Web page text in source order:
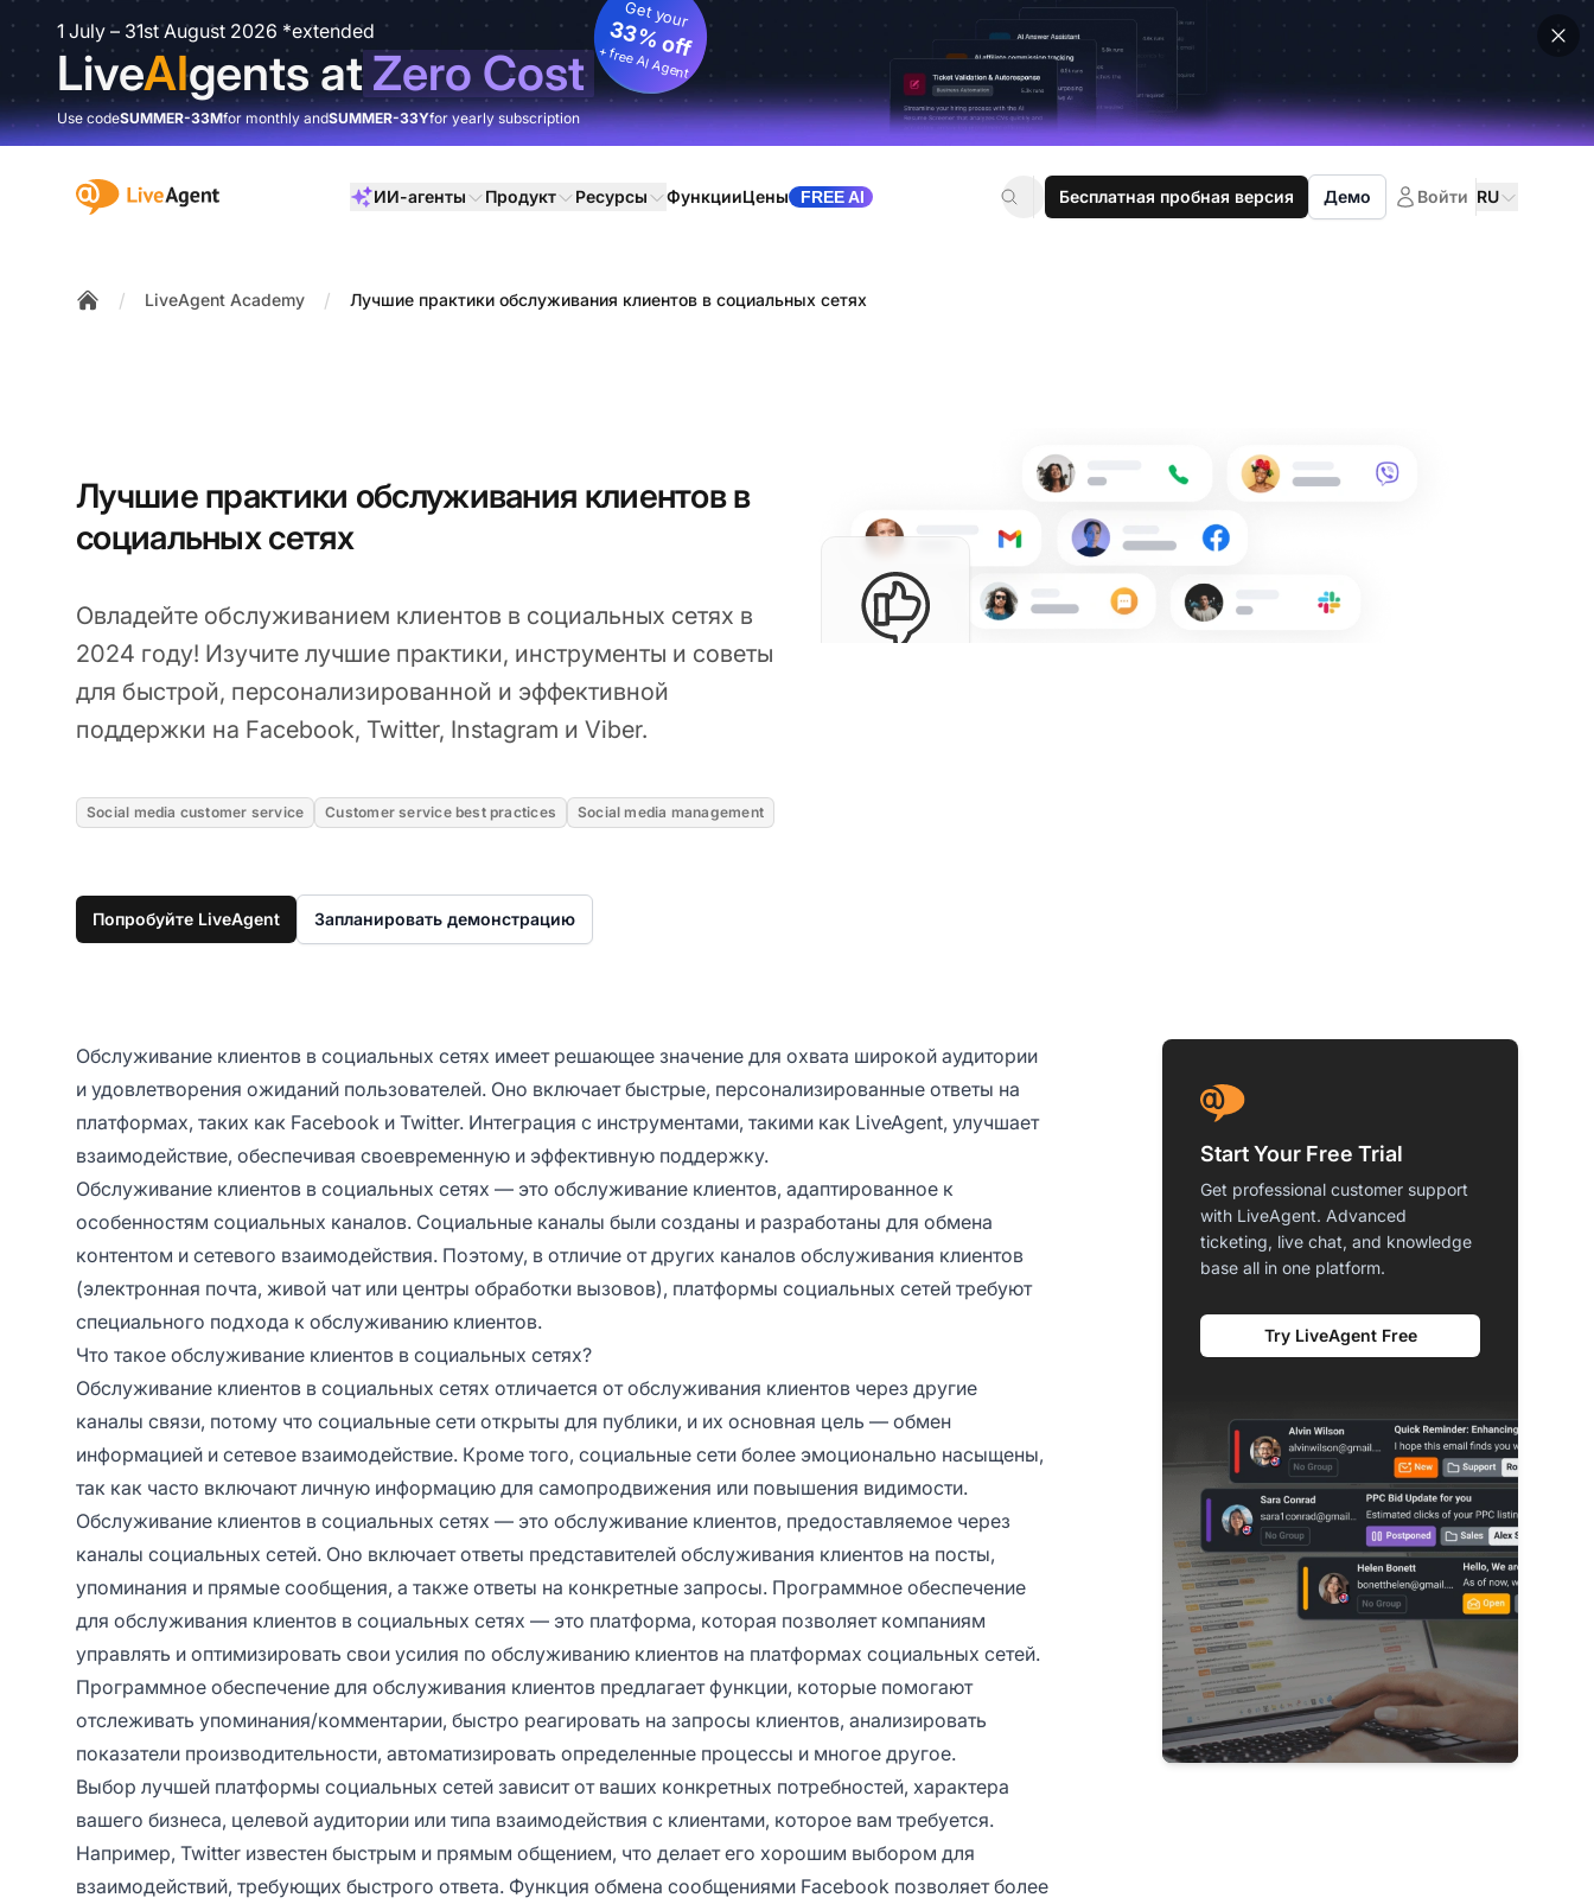
1 July – 31st August 2026 *extended
LiveAIgents atZero Cost
Get your
33% off
+ free AI Agent
Use codeSUMMER-33Mfor monthly andSUMMER-33Yfor yearly subscription
:site.title ИИ-агенты Продукт Ресурсы ФункцииЦены FREE AI Бесплатная пробная версия Демо Войти RU
/ LiveAgent Academy / Лучшие практики обслуживания клиентов в социальных сетях
Лучшие практики обслуживания клиентов в
социальных сетях
Овладейте обслуживанием клиентов в социальных сетях в
2024 году! Изучите лучшие практики, инструменты и советы
для быстрой, персонализированной и эффективной
поддержки на Facebook, Twitter, Instagram и Viber.
Social media customer service Customer service best practices Social media management
Попробуйте LiveAgent Запланировать демонстрацию
Обслуживание клиентов в социальных сетях имеет решающее значение для охвата широкой аудитории
и удовлетворения ожиданий пользователей. Оно включает быстрые, персонализированные ответы на
платформах, таких как Facebook и Twitter. Интеграция с инструментами, такими как LiveAgent, улучшает
взаимодействие, обеспечивая своевременную и эффективную поддержку.
Обслуживание клиентов в социальных сетях — это обслуживание клиентов, адаптированное к
особенностям социальных каналов. Социальные каналы были созданы и разработаны для обмена
контентом и сетевого взаимодействия. Поэтому, в отличие от других каналов обслуживания клиентов
(электронная почта, живой чат или центры обработки вызовов), платформы социальных сетей требуют
специального подхода к обслуживанию клиентов.
Что такое обслуживание клиентов в социальных сетях?
Обслуживание клиентов в социальных сетях отличается от обслуживания клиентов через другие
каналы связи, потому что социальные сети открыты для публики, и их основная цель — обмен
информацией и сетевое взаимодействие. Кроме того, социальные сети более эмоционально насыщены,
так как часто включают личную информацию для самопродвижения или повышения видимости.
Обслуживание клиентов в социальных сетях — это обслуживание клиентов, предоставляемое через
каналы социальных сетей. Оно включает ответы представителей обслуживания клиентов на посты,
упоминания и прямые сообщения, а также ответы на конкретные запросы. Программное обеспечение
для обслуживания клиентов в социальных сетях — это платформа, которая позволяет компаниям
управлять и оптимизировать свои усилия по обслуживанию клиентов на платформах социальных сетей.
Программное обеспечение для обслуживания клиентов предлагает функции, которые помогают
отслеживать упоминания/комментарии, быстро реагировать на запросы клиентов, анализировать
показатели производительности, автоматизировать определенные процессы и многое другое.
Выбор лучшей платформы социальных сетей зависит от ваших конкретных потребностей, характера
вашего бизнеса, целевой аудитории или типа взаимодействия с клиентами, которое вам требуется.
Например, Twitter известен быстрым и прямым общением, что делает его хорошим выбором для
взаимодействий, требующих быстрого ответа. Функция обмена сообщениями Facebook позволяет более
Start Your Free Trial
Get professional customer support
with LiveAgent. Advanced
ticketing, live chat, and knowledge
base all in one platform.
Try LiveAgent Free